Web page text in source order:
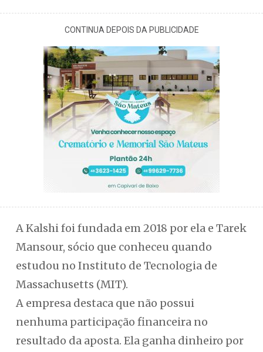
CONTINUA DEPOIS DA PUBLICIDADE
A Kalshi foi fundada em 2018 por ela e Tarek
Mansour, sócio que conheceu quando
estudou no Instituto de Tecnologia de
Massachusetts (MIT).
A empresa destaca que não possui
nenhuma participação financeira no
resultado da aposta. Ela ganha dinheiro por